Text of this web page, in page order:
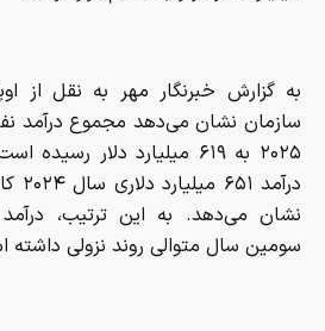
به گزارش خبرنگار مهر به نقل از
۲۰۲۵ به ۶۱۹ میلیارد دلار
نشان می‌دهد. به این ترتیب،
سومین سال متوالی روند نزولی